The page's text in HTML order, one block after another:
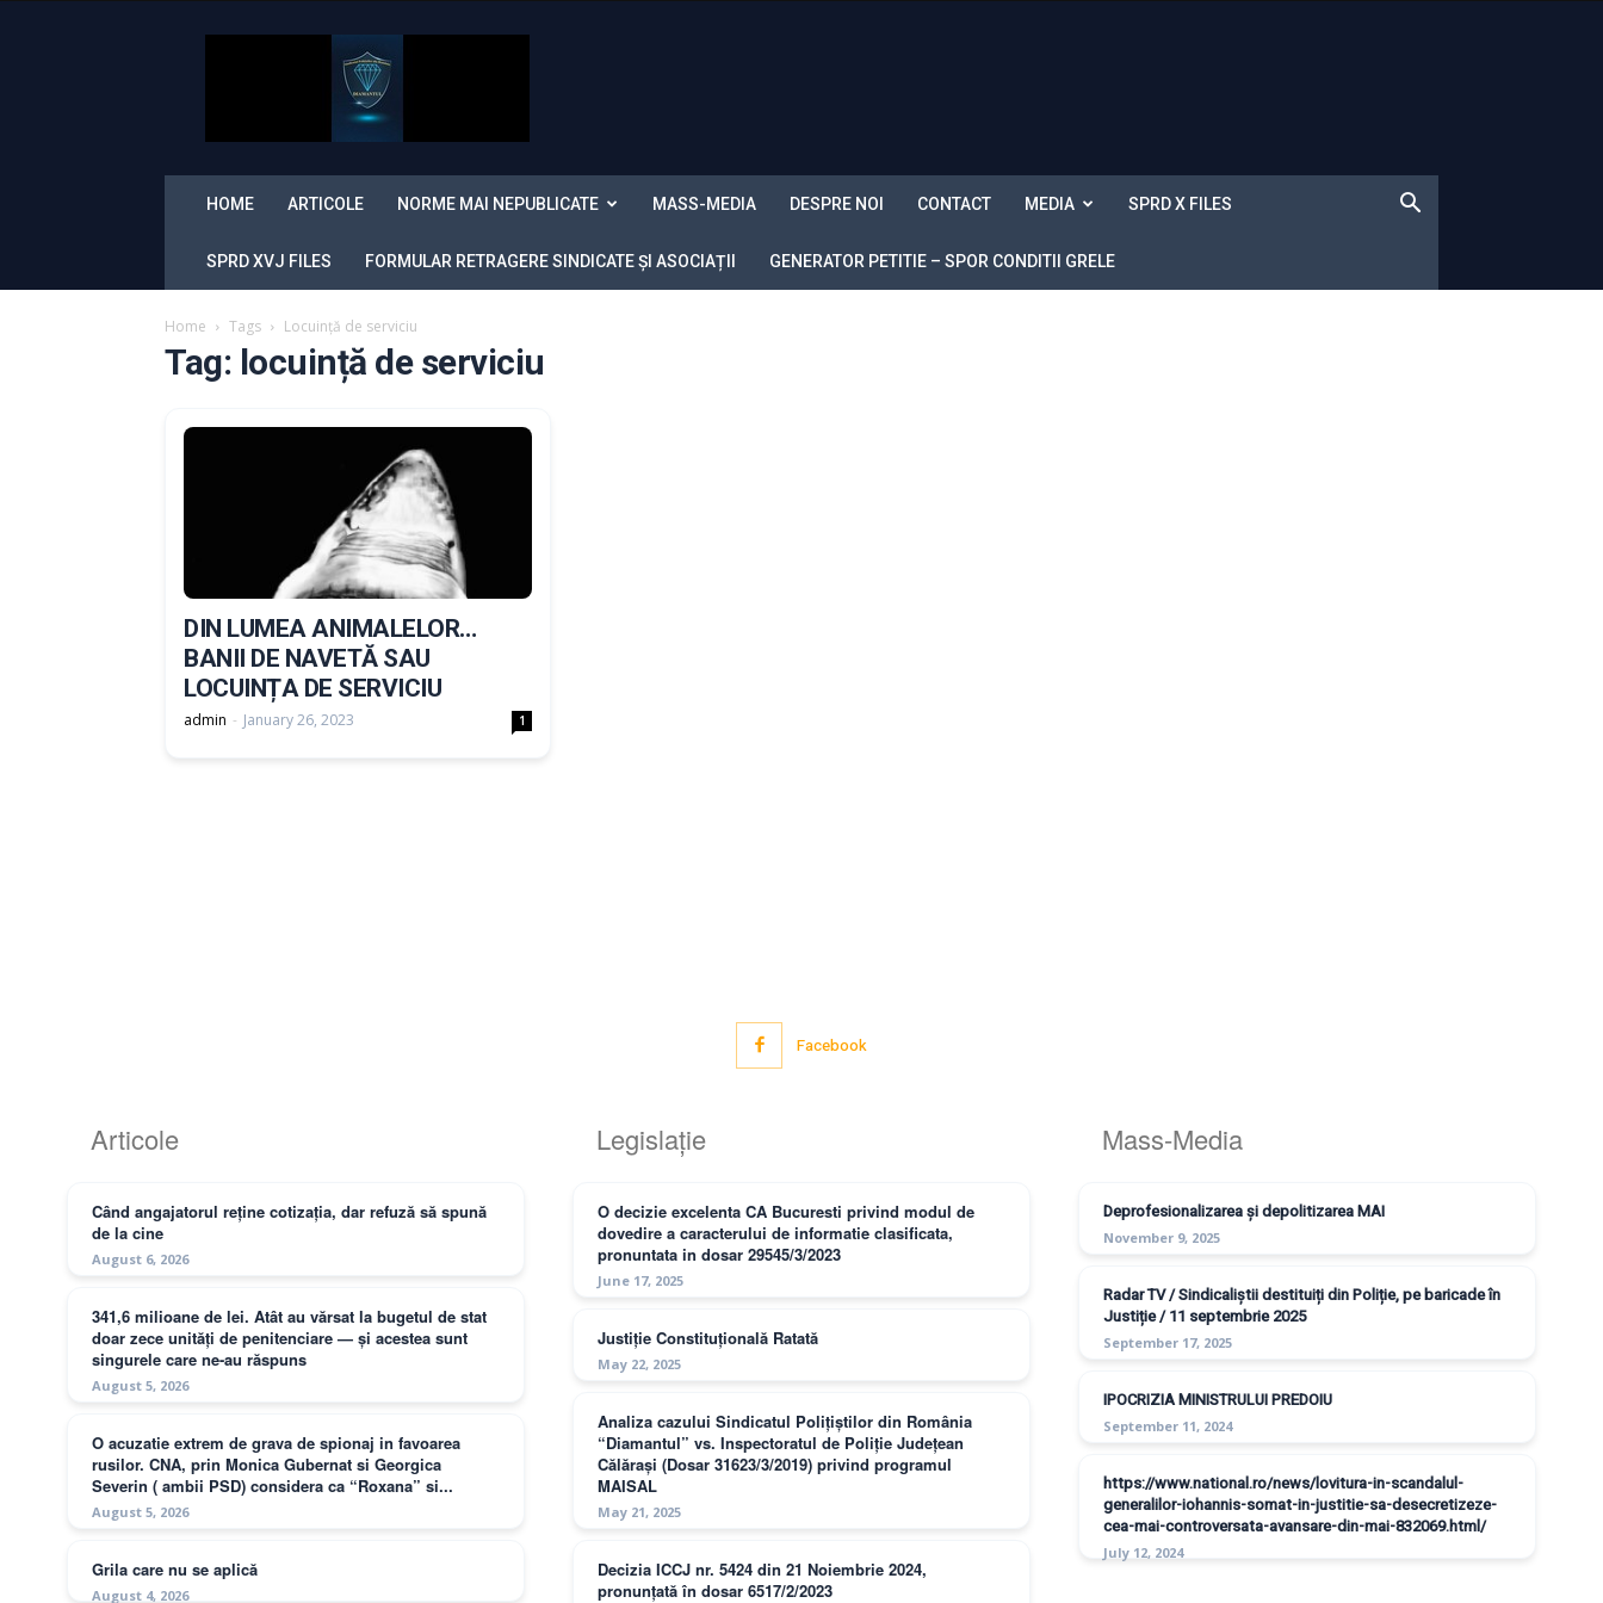
„Diamantul”
HOME ARTICOLE NORME MAI NEPUBLICATE MASS-MEDIA DESPRE NOI CONTACT MEDIA SPRD X FILES
SPRD XVJ FILES FORMULAR RETRAGERE SINDICATE ȘI ASOCIAȚII GENERATOR PETITIE – SPOR CONDITII GRELE
Home Tags Locuință de serviciu
Tag: locuință de serviciu
DIN LUMEA ANIMALELOR…
BANII DE NAVETĂ SAU
LOCUINȚA DE SERVICIU
admin - January 26, 2023 1
Facebook
Articole
Când angajatorul reține cotizația, dar refuză să spună
de la cine
August 6, 2026
341,6 milioane de lei. Atât au vărsat la bugetul de stat
doar zece unități de penitenciare — și acestea sunt
singurele care ne-au răspuns
August 5, 2026
O acuzatie extrem de grava de spionaj in favoarea
rusilor. CNA, prin Monica Gubernat si Georgica
Severin ( ambii PSD) considera ca “Roxana” si...
August 5, 2026
Grila care nu se aplică
August 4, 2026
Legislație
O decizie excelenta CA Bucuresti privind modul de
dovedire a caracterului de informatie clasificata,
pronuntata in dosar 29545/3/2023
June 17, 2025
Justiție Constituțională Ratată
May 22, 2025
Analiza cazului Sindicatul Polițiștilor din România
“Diamantul” vs. Inspectoratul de Poliție Județean
Călărași (Dosar 31623/3/2019) privind programul
MAISAL
May 21, 2025
Decizia ICCJ nr. 5424 din 21 Noiembrie 2024,
pronunțată în dosar 6517/2/2023
Mass-Media
Deprofesionalizarea și depolitizarea MAI
November 9, 2025
Radar TV / Sindicaliștii destituiți din Poliție, pe baricade în
Justiție / 11 septembrie 2025
September 17, 2025
IPOCRIZIA MINISTRULUI PREDOIU
September 11, 2024
https://www.national.ro/news/lovitura-in-scandalul-
generalilor-iohannis-somat-in-justitie-sa-desecretizeze-
cea-mai-controversata-avansare-din-mai-832069.html/
July 12, 2024